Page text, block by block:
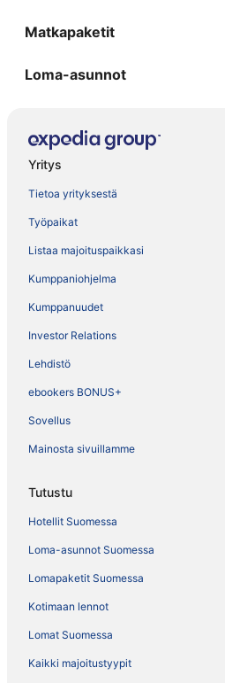
Matkapaketit
Loma-asunnot
Yritys
Tietoa yrityksestä
Työpaikat
Listaa majoituspaikkasi
Kumppaniohjelma
Kumppanuudet
Investor Relations
Lehdistö
ebookers BONUS+
Sovellus
Mainosta sivuillamme
Tutustu
Hotellit Suomessa
Loma-asunnot Suomessa
Lomapaketit Suomessa
Kotimaan lennot
Lomat Suomessa
Kaikki majoitustyypit